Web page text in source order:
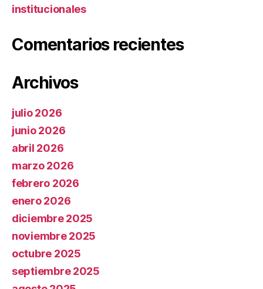
institucionales
Comentarios recientes
Archivos
julio 2026
junio 2026
abril 2026
marzo 2026
febrero 2026
enero 2026
diciembre 2025
noviembre 2025
octubre 2025
septiembre 2025